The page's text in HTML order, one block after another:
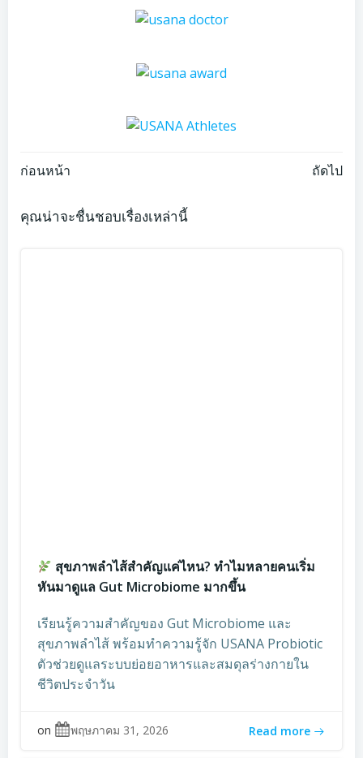
Post
navigation
ก่อนหน้า
navigation
ถัดไป
คุณน่าจะชื่นชอบเรื่องเหล่านี้
สุขภาพลำไส้สำคัญแค่ไหน? ทำไมหลายคนเริ่ม
หันมาดูแล Gut Microbiome มากขึ้น
เรียนรู้ความสำคัญของ Gut Microbiome และ
สุขภาพลำไส้ พร้อมทำความรู้จัก USANA Probiotic
ตัวช่วยดูแลระบบย่อยอาหารและสมดุลร่างกายใน
ชีวิตประจำวัน
on พฤษภาคม 31, 2026 Read more